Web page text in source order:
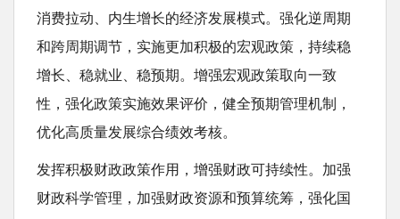
消费拉动、内生增长的经济发展模式。强化逆周期
和跨周期调节，实施更加积极的宏观政策，持续稳
增长、稳就业、稳预期。增强宏观政策取向一致
性，强化政策实施效果评价，健全预期管理机制，
优化高质量发展综合绩效考核。
发挥积极财政政策作用，增强财政可持续性。加强
财政科学管理，加强财政资源和预算统筹，强化国